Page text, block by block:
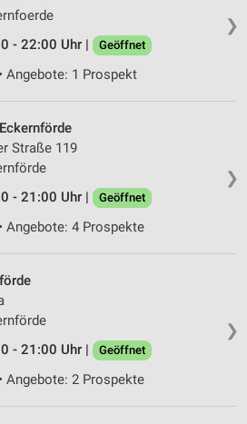
❯
- 22:00 Uhr |
Geöffnet
Angebote: 1 Prospekt
❯
Straße 119
- 21:00 Uhr |
Geöffnet
Angebote: 4 Prospekte
❯
- 21:00 Uhr |
Geöffnet
Angebote: 2 Prospekte